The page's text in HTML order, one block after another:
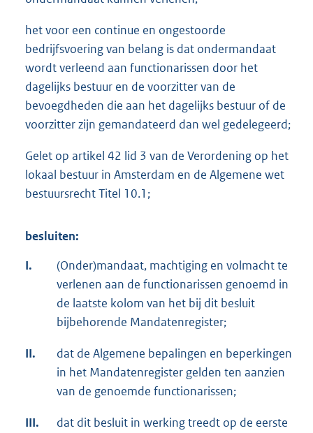
het voor een continue en ongestoorde
bedrijfsvoering van belang is dat ondermandaat
wordt verleend aan functionarissen door het
dagelijks bestuur en de voorzitter van de
bevoegdheden die aan het dagelijks bestuur of de
voorzitter zijn gemandateerd dan wel gedelegeerd;
Gelet op artikel 42 lid 3 van de Verordening op het
lokaal bestuur in Amsterdam en de Algemene wet
bestuursrecht Titel 10.1;
besluiten:
I.
(Onder)mandaat, machtiging en volmacht te
verlenen aan de functionarissen genoemd in
de laatste kolom van het bij dit besluit
bijbehorende Mandatenregister;
II.
dat de Algemene bepalingen en beperkingen
in het Mandatenregister gelden ten aanzien
van de genoemde functionarissen;
III.
dat dit besluit in werking treedt op de eerste